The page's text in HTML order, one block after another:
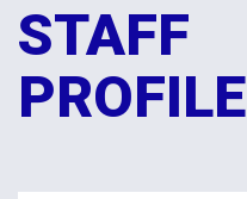
STAFF
PROFILE